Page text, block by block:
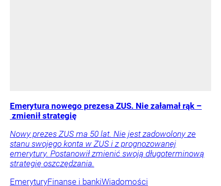
Emerytura nowego prezesa ZUS. Nie załamał rąk –
zmienił strategię
Nowy prezes ZUS ma 50 lat. Nie jest zadowolony ze
stanu swojego konta w ZUS i z prognozowanej
emerytury. Postanowił zmienić swoją długoterminową
strategię oszczędzania.
EmeryturyFinanse i bankiWiadomości